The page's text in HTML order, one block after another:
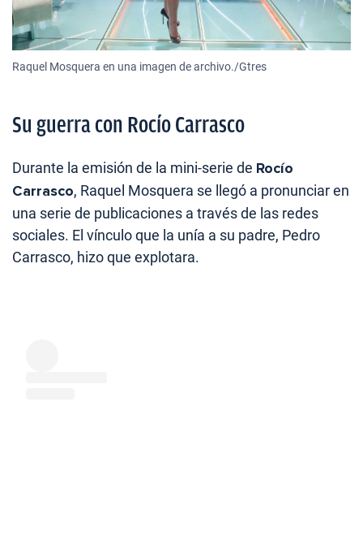
Raquel Mosquera en una imagen de archivo./Gtres
Su guerra con Rocío Carrasco
Durante la emisión de la mini-serie de Rocío
Carrasco, Raquel Mosquera se llegó a pronunciar en
una serie de publicaciones a través de las redes
sociales. El vínculo que la unía a su padre, Pedro
Carrasco, hizo que explotara.